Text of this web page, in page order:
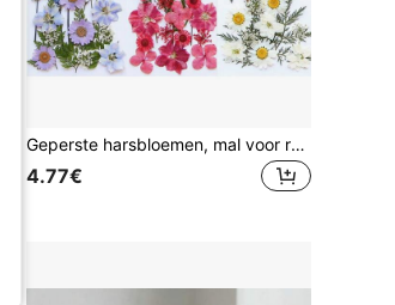
Geperste harsbloemen, mal voor realistische gedroogde bloemen en bladeren voor scrapbooking, doe-het-zelf kaarsenaccessoires en sieraden. Alle verschillende echte geperste gedroogde bloemen zitten in een transparante vacuümverpakking om de harsbloemen tijdens het transport te beschermen. Houd er rekening mee dat, aangezien dit kunstplanten zijn, de vorm en kleur van de bloemen enigszins kunnen afwijken van de afbeeldingen. (Verwerkt en vrij van ongedierte) Soms zijn bepaalde bloemsoorten niet op voorraad. In dat geval vervangen we ze zonder verdere kennisgeving door dezelfde maat of kleur.
4.77€